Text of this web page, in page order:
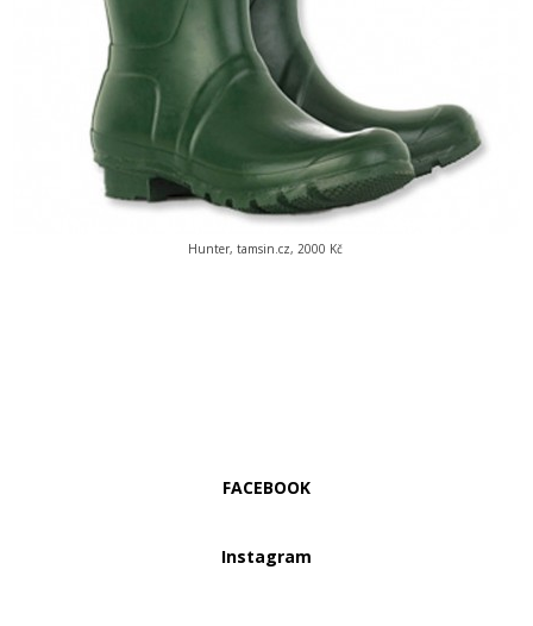
Hunter, tamsin.cz, 2000 Kč
FACEBOOK
Instagram